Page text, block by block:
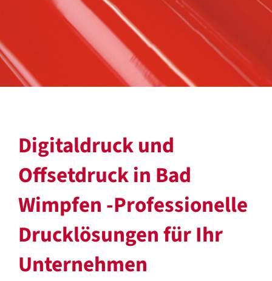
Digitaldruck und
Offsetdruck in Bad
Wimpfen -Professionelle
Drucklösungen für Ihr
Unternehmen